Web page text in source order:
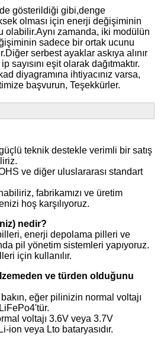
gösterildiği gibi,denge
olması için enerji değişiminin
olabilir.Aynı zamanda, iki modülün
sadece bir ortak ucunu
serbest ayaklar askıya alınır
sayısını eşit olarak dağıtmaktır.
diyagramına ihtiyacınız varsa,
başvurun, Teşekkürler.
teknik destekle verimli bir satış
ve diğer uluslararası standart
fabrikamızı ve üretim
hoş karşılıyoruz.
nedir?
enerji depolama pilleri ve
pil yönetim sistemleri yapıyoruz.
için kullanılır.
ve türden olduğunu
eğer pilinizin normal voltajı
voltajı 3.6V veya 3.7V
ion veya Lto bataryasıdır.